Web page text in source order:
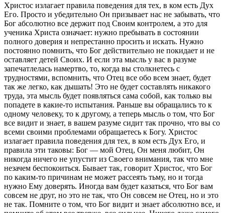
Христос излагает правила поведения для тех, в ком есть Дух
Его. Просто и убедительно Он призывает нас не забывать, что
Бог абсолютно все держит под Своим контролем, а это для
ученика Христа означает: нужно пребывать в состоянии
полного доверия и непрестанно просить и искать. Нужно
постоянно помнить, что Бог действительно не покидает и не
оставляет детей Своих. И если эта мысль у вас в разуме
запечатлелась намертво, то, когда вы столкнетесь с
трудностями, вспомнить, что Отец все обо всем знает, будет
так же легко, как дышать! Это не будет составлять никакого
труда, эта мысль будет появляться сама собой, как только вы
попадете в какие-то испытания. Раньше вы обращались то к
одному человеку, то к другому, а теперь мысль о том, что Бог
все видит и знает, в вашем разуме сидит так прочно, что вы со
всеми своими проблемами обращаетесь к Богу. Христос
излагает правила поведения для тех, в ком есть Дух Его, и
правила эти таковы: Бог — мой Отец, Он меня любит, Он
никогда ничего не упустит из Своего внимания, так что мне
незачем беспокоиться. Бывает так, говорит Христос, что Бог
по каким-то причинам не может рассеять тьму, но и тогда
нужно Ему доверять. Иногда вам будет казаться, что Бог вам
совсем не друг, но это не так, что Он совсем не Отец, но и это
не так. Помните о том, что Бог видит и знает абсолютно все, и